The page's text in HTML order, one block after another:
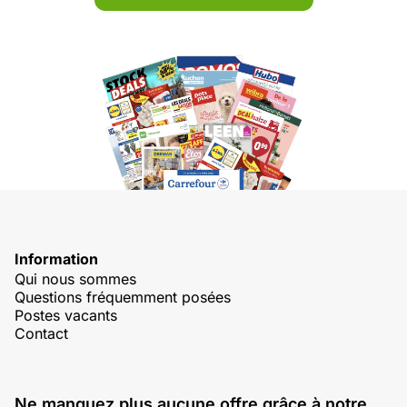
Information
Qui nous sommes
Questions fréquemment posées
Postes vacants
Contact